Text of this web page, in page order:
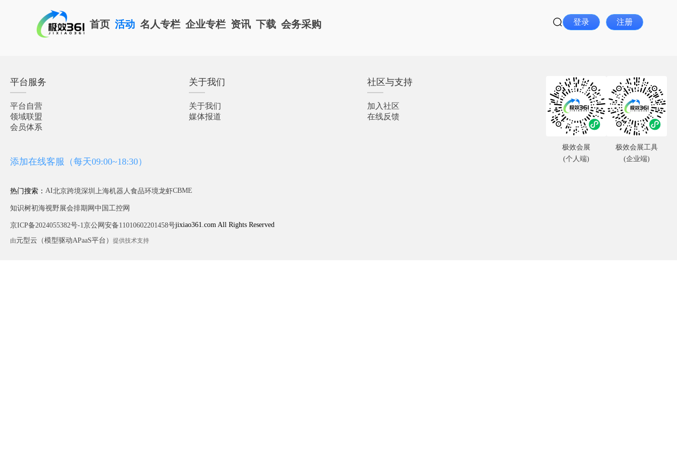
首页 活动 名人专栏 企业专栏 资讯 下载 会务采购 登录 注册
平台服务
平台自营
领域联盟
会员体系
关于我们
关于我们
媒体报道
社区与支持
加入社区
在线反馈
添加在线客服（每天09:00~18:30）
热门搜索： AI北京跨境深圳 上海机器人食品环境龙虾CBME
知识树初海视野展会排期网 中国工控网
京ICP备2024055382号-1京公网安备11010602201458号jixiao361.com All Rights Reserved
由元型云（模型驱动APaaS平台） 提供技术支持
极效会展
(个人端)
极效会展工具
(企业端)